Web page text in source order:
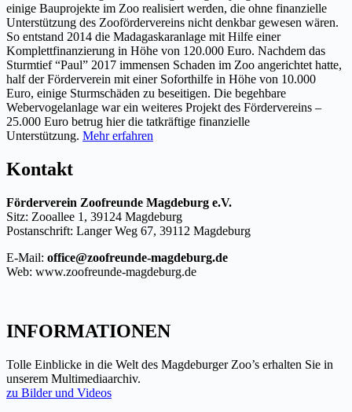
einige Bauprojekte im Zoo realisiert werden, die ohne finanzielle
Unterstützung des Zoofördervereins nicht denkbar gewesen wären.
So entstand 2014 die Madagaskaranlage mit Hilfe einer
Komplettfinanzierung in Höhe von 120.000 Euro. Nachdem das
Sturmtief “Paul” 2017 immensen Schaden im Zoo angerichtet hatte,
half der Förderverein mit einer Soforthilfe in Höhe von 10.000
Euro, einige Sturmschäden zu beseitigen. Die begehbare
Webervogelanlage war ein weiteres Projekt des Fördervereins –
25.000 Euro betrug hier die tatkräftige finanzielle
Unterstützung. Mehr erfahren
Kontakt
Förderverein Zoofreunde Magdeburg e.V.
Sitz: Zooallee 1, 39124 Magdeburg
Postanschrift: Langer Weg 67, 39112 Magdeburg
E-Mail: office@zoofreunde-magdeburg.de
Web: www.zoofreunde-magdeburg.de
INFORMATIONEN
Tolle Einblicke in die Welt des Magdeburger Zoo’s erhalten Sie in
unserem Multimediaarchiv.
zu Bilder und Videos